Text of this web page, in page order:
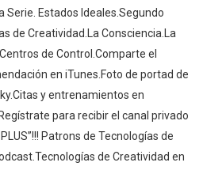
Serie. Estados Ideales.Segundo
de Creatividad.La Consciencia.La
de Control.Comparte el
en iTunes.Foto de portad de
y entrenamientos en
para recibir el canal privado
Patrons de Tecnologías de
de Creatividad en